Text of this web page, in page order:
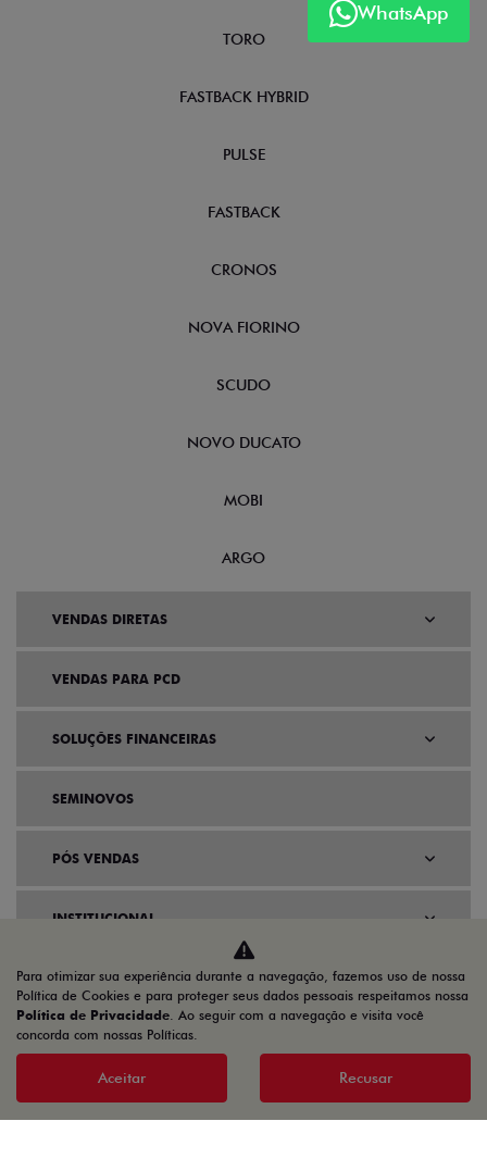
WhatsApp
TORO
FASTBACK HYBRID
PULSE
FASTBACK
CRONOS
NOVA FIORINO
SCUDO
NOVO DUCATO
MOBI
ARGO
VENDAS DIRETAS
VENDAS PARA PCD
SOLUÇÕES FINANCEIRAS
SEMINOVOS
PÓS VENDAS
INSTITUCIONAL
AGENDE UM TEST DRIVE
Para otimizar sua experiência durante a navegação, fazemos uso de nossa
Política de Cookies e para proteger seus dados pessoais respeitamos nossa
Política de Privacidade. Ao seguir com a navegação e visita você
concorda com nossas Políticas.
Aceitar Recusar